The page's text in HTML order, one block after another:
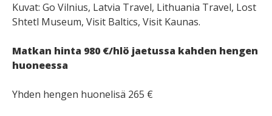
Kuvat: Go Vilnius, Latvia Travel, Lithuania Travel, Lost
Shtetl Museum, Visit Baltics, Visit Kaunas.
Matkan hinta 980 €/hlö jaetussa kahden hengen
huoneessa
Yhden hengen huonelisä 265 €